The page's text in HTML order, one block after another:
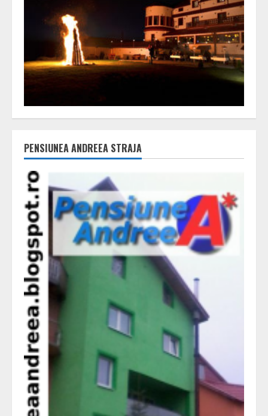
PENSIUNEA ANDREEA STRAJA